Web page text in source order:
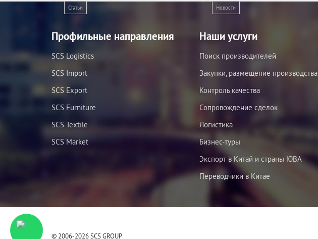
Статьи Новости
Профильные направления
SCS Logistics
SCS Import
SCS Export
SCS Furniture
SCS Textile
SCS Market
Наши услуги
Поиск производителей
Закупки, размещение производства
Контроль качества
Сопровождение сделок
Логистика
Бизнес-туры
Экспорт в Китай и страны ЮВА
Переводчики в Китае
© 2006-2026 SCS GROUP